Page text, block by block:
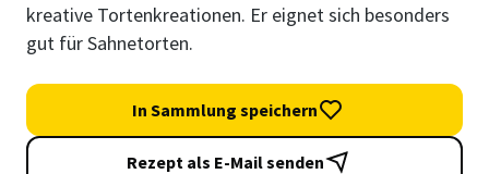
kreative Tortenkreationen. Er eignet sich besonders
gut für Sahnetorten.
In Sammlung speichern
Rezept als E-Mail senden